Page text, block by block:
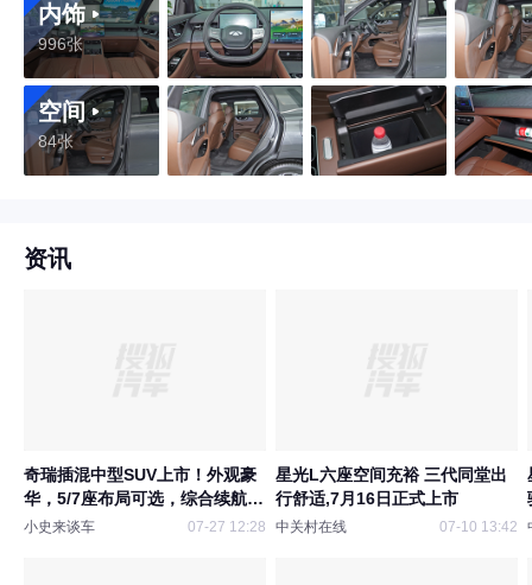
内饰
996张
空间
84张
资讯
奇瑞插混中型SUV上市！外观豪
华，5/7座布局可选，综合续航
1400km
小史来谈车 07-27 12:28
星光L六座空间充裕 三代同堂出
行舒适,7月16日正式上市
中关村在线 07-10 13:42